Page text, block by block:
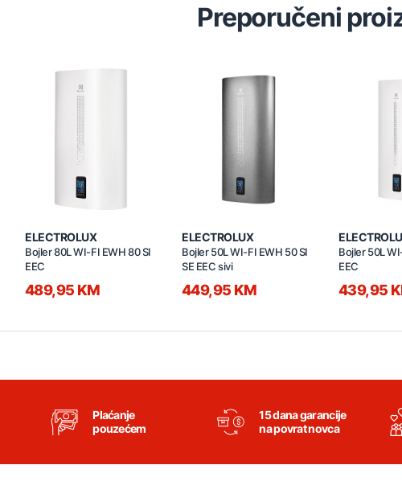
Preporučeni
ELECTROLUX
Bojler 80L WI-FI EWH 80 SI
EEC
489,95 KM
ELECTROLUX
Bojler 50L WI-FI EWH 50 SI
SE EEC sivi
449,95 KM
Bojler 50L
EEC
439,95
Plaćanje
pouzećem
15 dana garancije
na povrat novca